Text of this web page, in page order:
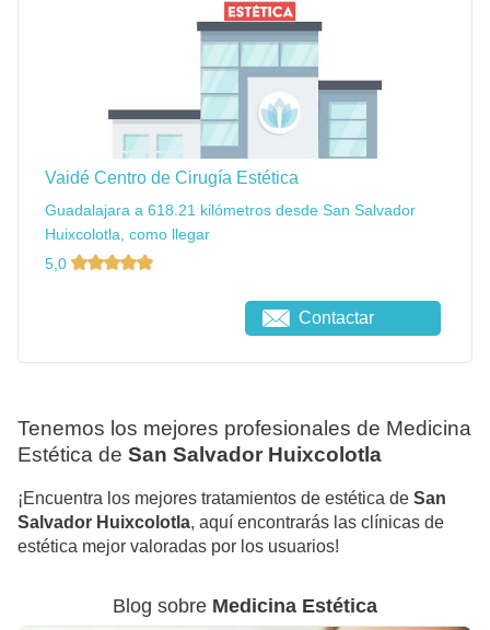
Vaidé Centro de Cirugía Estética
Guadalajara a 618.21 kilómetros desde San Salvador
Huixcolotla, como llegar
5,0
Contactar
Tenemos los mejores profesionales de Medicina
Estética de San Salvador Huixcolotla
¡Encuentra los mejores tratamientos de estética de San
Salvador Huixcolotla, aquí encontrarás las clínicas de
estética mejor valoradas por los usuarios!
Blog sobre Medicina Estética